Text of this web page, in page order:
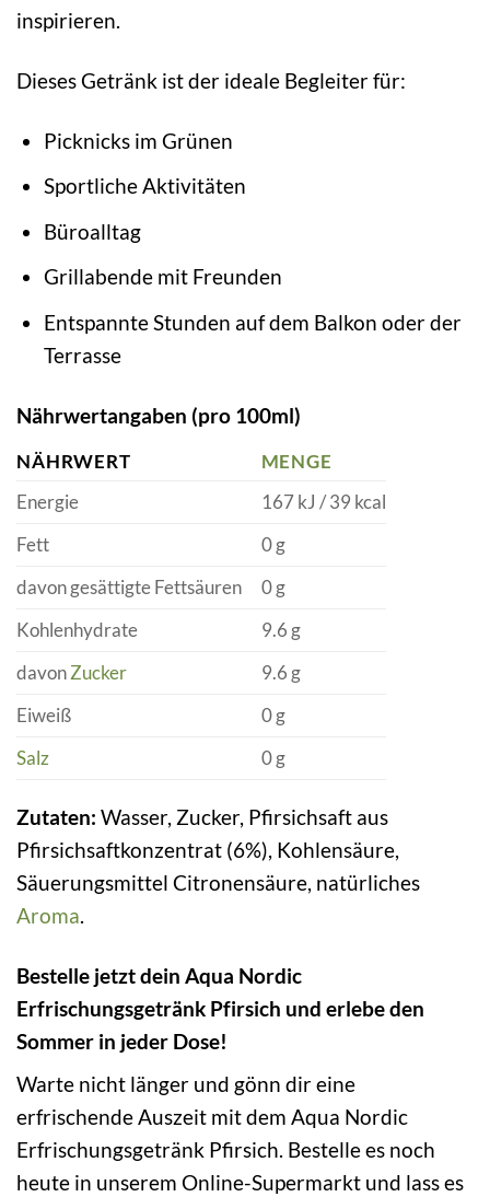
inspirieren.
Dieses Getränk ist der ideale Begleiter für:
Picknicks im Grünen
Sportliche Aktivitäten
Büroalltag
Grillabende mit Freunden
Entspannte Stunden auf dem Balkon oder der
Terrasse
Nährwertangaben (pro 100ml)
NÄHRWERT
MENGE
Energie
167 kJ / 39 kcal
Fett
0 g
davon gesättigte Fettsäuren
0 g
Kohlenhydrate
9.6 g
davonZucker
9.6 g
Eiweiß
0 g
Salz
0 g
Zutaten: Wasser, Zucker, Pfirsichsaft aus
Pfirsichsaftkonzentrat (6%), Kohlensäure,
Säuerungsmittel Citronensäure, natürliches
Aroma.
Bestelle jetzt dein Aqua Nordic
Erfrischungsgetränk Pfirsich und erlebe den
Sommer in jeder Dose!
Warte nicht länger und gönn dir eine
erfrischende Auszeit mit dem Aqua Nordic
Erfrischungsgetränk Pfirsich. Bestelle es noch
heute in unserem Online-Supermarkt und lass es